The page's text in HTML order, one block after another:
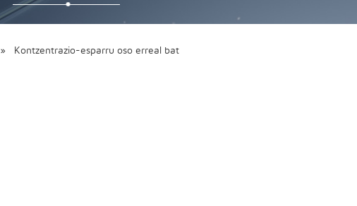
» Kontzentrazio-esparru oso erreal bat